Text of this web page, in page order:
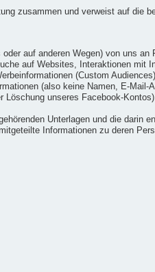
zusammen und verweist auf die
auf anderen Wegen) von uns
auf Websites, Interaktionen
(Custom
(also keine Namen, E-Mail-
unseres Facebook-Kontos).
Unterlagen und die darin
Informationen zu deren